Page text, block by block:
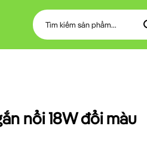
Tìm
kiếm:
nổi 18W đổi màu